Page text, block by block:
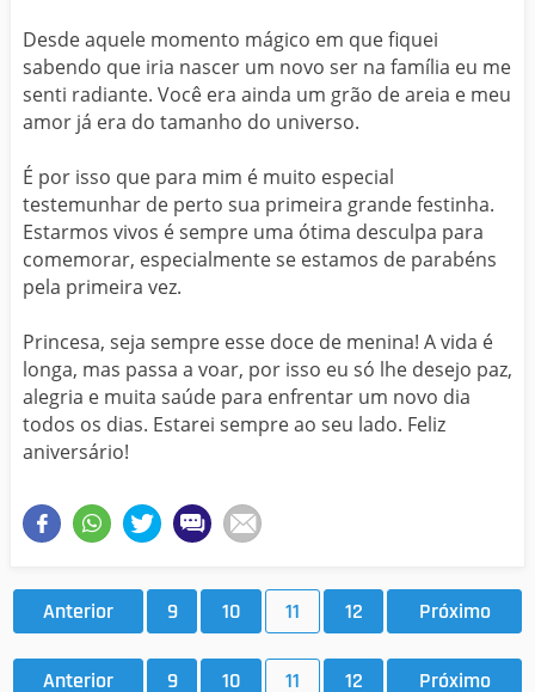
Desde aquele momento mágico em que fiquei
sabendo que iria nascer um novo ser na família eu me
senti radiante. Você era ainda um grão de areia e meu
amor já era do tamanho do universo.
É por isso que para mim é muito especial
testemunhar de perto sua primeira grande festinha.
Estarmos vivos é sempre uma ótima desculpa para
comemorar, especialmente se estamos de parabéns
pela primeira vez.
Princesa, seja sempre esse doce de menina! A vida é
longa, mas passa a voar, por isso eu só lhe desejo paz,
alegria e muita saúde para enfrentar um novo dia
todos os dias. Estarei sempre ao seu lado. Feliz
aniversário!
Anterior 9 10 11 12 Próximo
Anterior 9 10 11 12 Próximo